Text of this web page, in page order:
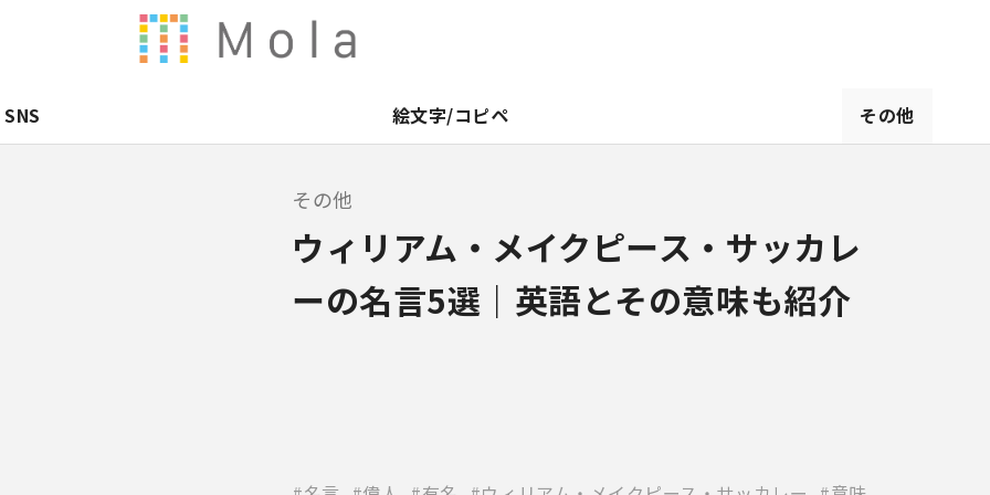
SNS 絵文字/コピペ その他
その他
ウィリアム・メイクピース・サッカレ
ーの名言5選｜英語とその意味も紹介